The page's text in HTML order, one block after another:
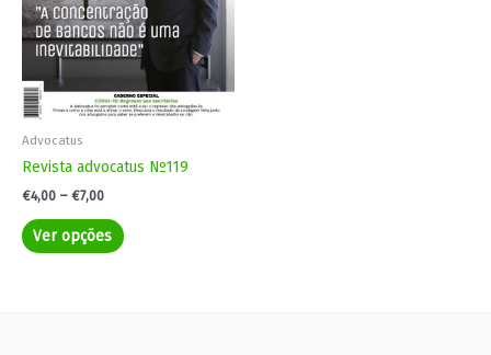
Advocatus
Revista advocatus Nº119
€4,00 – €7,00
Ver opções
may
be
chosen
on
the
page